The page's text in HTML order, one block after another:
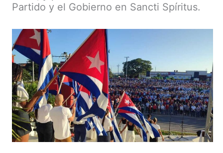
Partido y el Gobierno en Sancti Spíritus.